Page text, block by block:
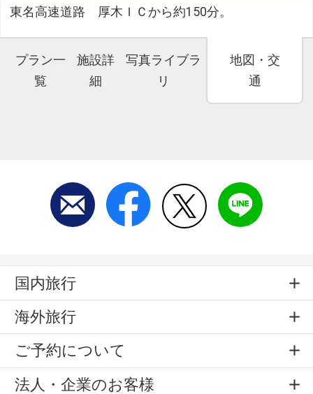
東名高速道路 厚木ＩＣから約150分。
プラン一
覧
施設詳
細
写真ライブラ
リ
地図・交
通
国内旅行
海外旅行
ご予約について
法人・企業のお客様